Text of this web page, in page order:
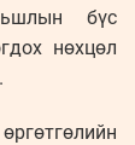
бүс
нөхцөл